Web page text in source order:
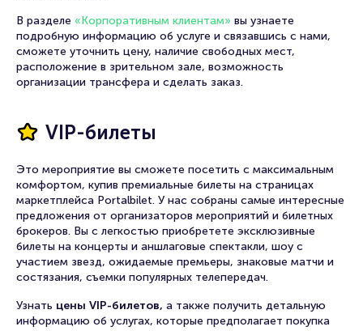
В разделе «Корпоративным клиентам» вы узнаете
подробную информацию об услуге и связавшись с нами,
сможете уточнить цену, наличие свободных мест,
расположение в зрительном зале, возможность
организации трансфера и сделать заказ.
VIP-билеты
Это мероприятие вы сможете посетить с максимальным
комфортом, купив премиальные билеты на страницах
маркетплейса Portalbilet. У нас собраны самые интересные
предложения от организаторов мероприятий и билетных
брокеров. Вы с легкостью приобретете эксклюзивные
билеты на концерты и аншлаговые спектакли, шоу с
участием звезд, ожидаемые премьеры, знаковые матчи и
состязания, съемки популярных телепередач.
Узнать цены VIP-билетов, а также получить детальную
информацию об услугах, которые предполагает покупка